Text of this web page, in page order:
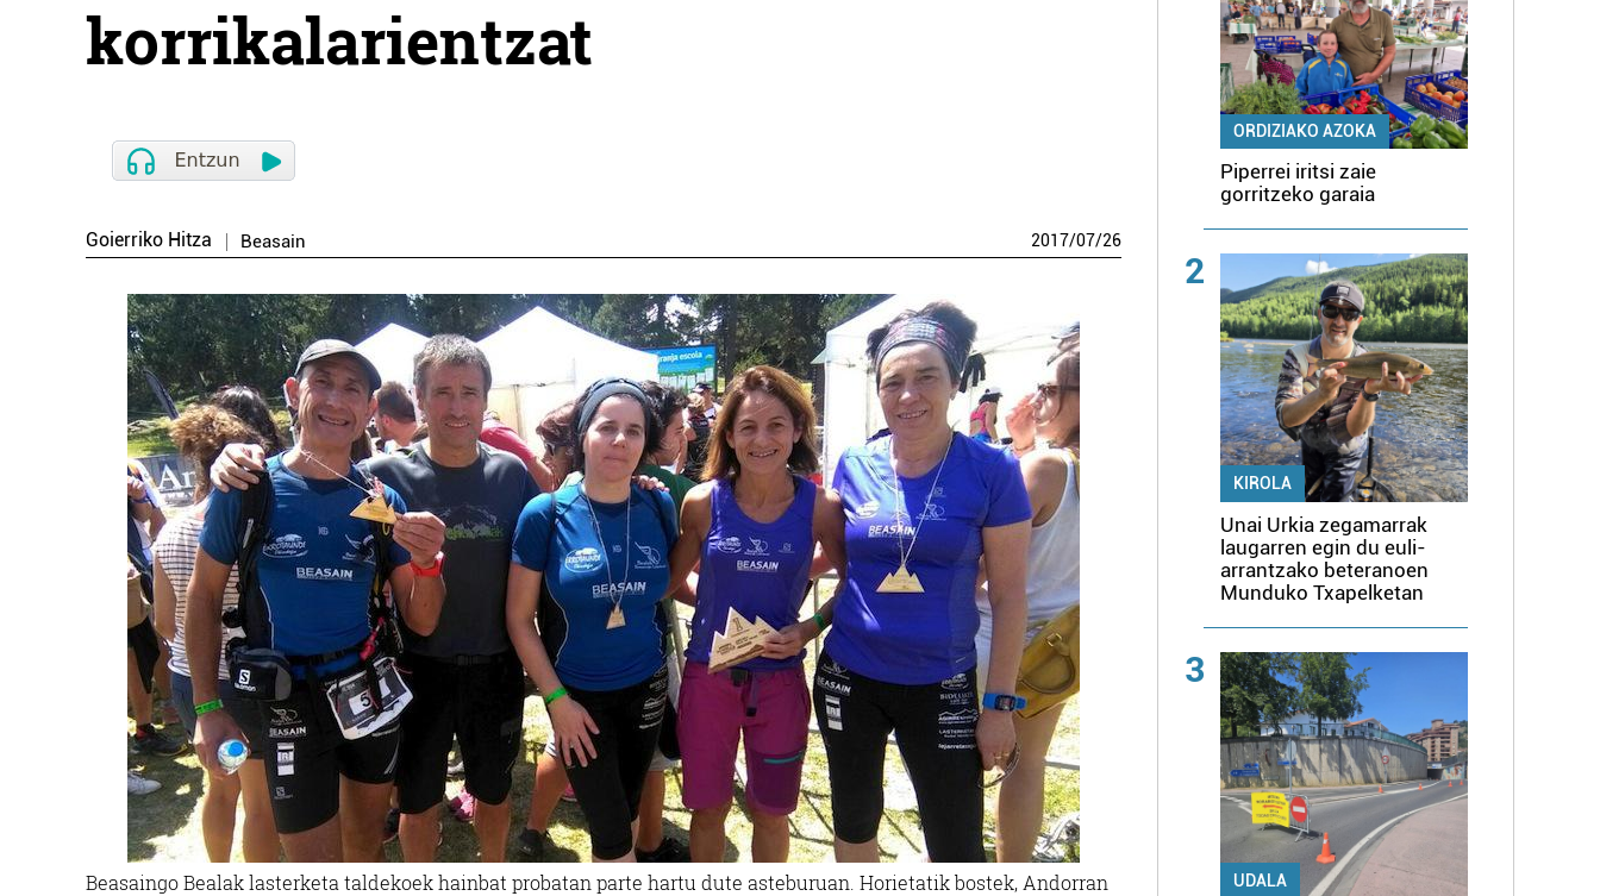
korrikalarientzat
Goierriko Hitza Beasain 2017/07/26
Beasaingo Bealak lasterketa taldekoek hainbat probatan parte hartu dute asteburuan. Horietatik bostek, Andorran
ORDIZIAKO AZOKA
Piperrei iritsi zaie
gorritzeko garaia
2
KIROLA
Unai Urkia zegamarrak
laugarren egin du euli-
arrantzako beteranoen
Munduko Txapelketan
3
UDALA